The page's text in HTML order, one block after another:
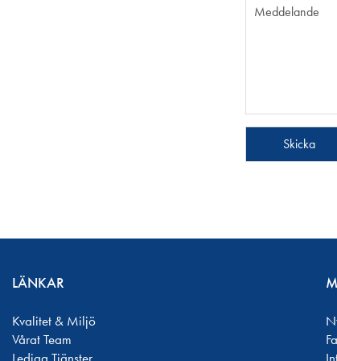
LÄNKAR
Kvalitet & Miljö
Vårat Team
Lediga Tjänster